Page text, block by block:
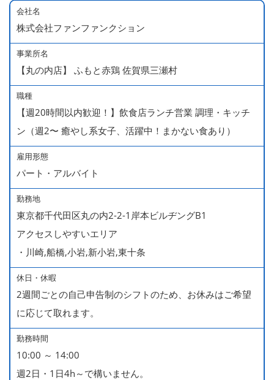
会社名
株式会社ファンファンクション
事業所名
【丸の内店】 ふもと赤鶏 佐賀県三瀬村
職種
【週20時間以内歓迎！】飲食店ランチ営業 調理・キッチ
ン（週2〜 癒やし系女子、活躍中！まかない食あり）
雇用形態
パート・アルバイト
勤務地
東京都千代田区丸の内2-2-1岸本ビルヂングB1
アクセスしやすいエリア
・川崎,船橋,小岩,新小岩,東十条
休日・休暇
2週間ごとの自己申告制のシフトのため、お休みはご希望
に応じて取れます。
勤務時間
10:00 ～ 14:00
週2日・1日4h～で構いません。